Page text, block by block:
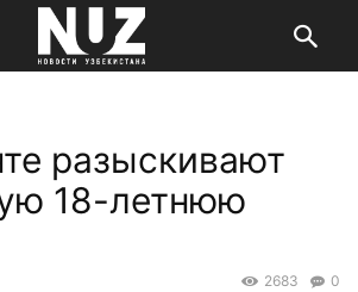
разыскивают
18-летнюю
0
2683